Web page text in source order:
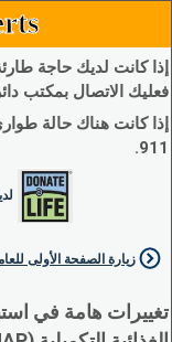
إذا كانت لديك حاجة
فعليك الاتصال بمكتب
إذا كانت هناك حالة
911.
زيارة الصفحة الأولى
تغييرات هامة في